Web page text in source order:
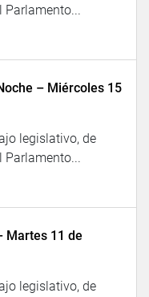
Parlamento...
– Miércoles 15
legislativo, de
Parlamento...
Martes 11 de
legislativo, de